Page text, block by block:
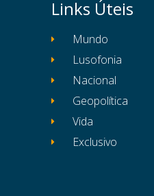
Links Úteis
Mundo
Lusofonia
Nacional
Geopolítica
Vida
Exclusivo